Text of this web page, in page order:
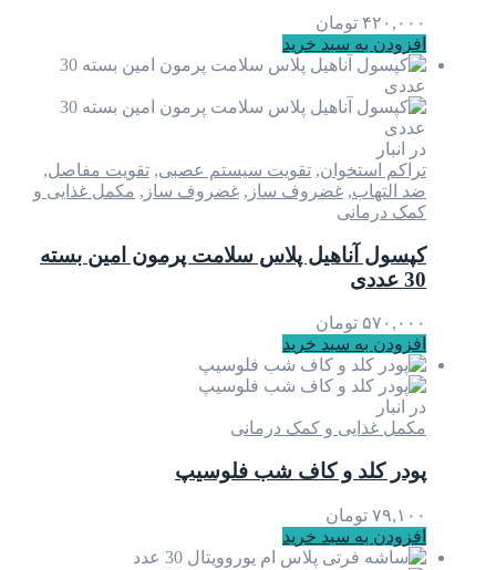
۴۲۰,۰۰۰ تومان
افزودن به سبد خرید
در انبار
تراکم استخوان, تقویت سیستم عصبی, تقویت مفاصل,
ضد التهاب, غضروف ساز , غضروف ساز , مکمل غذایی و
کمک درمانی
کپسول آناهیل پلاس سلامت پرمون امین بسته
30 عددی
۵۷۰,۰۰۰ تومان
افزودن به سبد خرید
در انبار
مکمل غذایی و کمک درمانی
پودر کلد و کاف شب فلوسیپ
۷۹,۱۰۰ تومان
افزودن به سبد خرید